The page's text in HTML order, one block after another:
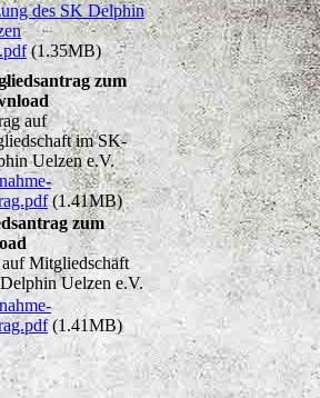
des SK Delphin
(1.35MB)
zum
auf
im SK-
Uelzen e.V.
(1.41MB)
zum
Mitgliedschaft
Uelzen e.V.
(1.41MB)